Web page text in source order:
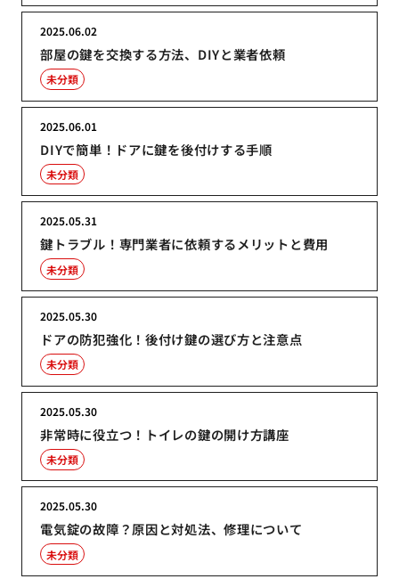
部屋の鍵を交換する方法、DIYと業者依頼
2025.06.02
未分類
DIYで簡単！ドアに鍵を後付けする手順
2025.06.01
未分類
鍵トラブル！専門業者に依頼するメリットと費用
2025.05.31
未分類
ドアの防犯強化！後付け鍵の選び方と注意点
2025.05.30
未分類
非常時に役立つ！トイレの鍵の開け方講座
2025.05.30
未分類
電気錠の故障？原因と対処法、修理について
2025.05.30
未分類